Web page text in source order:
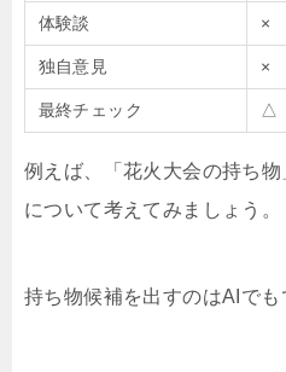
体験談 ×
独自意見 ×
最終チェック △
例えば、「花火大会の持ち
について考えてみましょう。
持ち物候補を出すのはAIでも